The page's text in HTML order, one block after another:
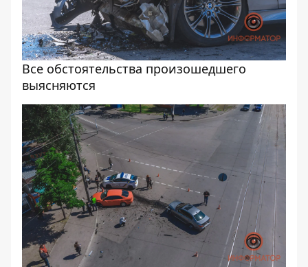
Все обстоятельства произошедшего
выясняются